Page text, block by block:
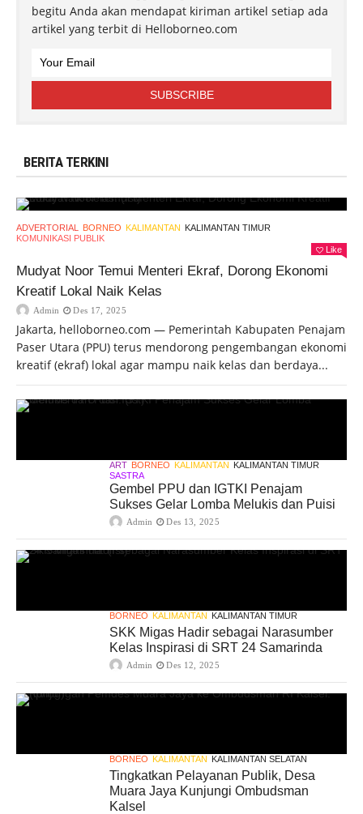
begitu Anda akan mendapat kiriman artikel setiap ada
artikel yang terbit di Helloborneo.com
BERITA TERKINI
ADVERTORIAL BORNEO KALIMANTAN KALIMANTAN TIMUR
KOMUNIKASI PUBLIK
Like
Mudyat Noor Temui Menteri Ekraf, Dorong Ekonomi
Kreatif Lokal Naik Kelas
Admin Des 17, 2025
Jakarta, helloborneo.com — Pemerintah Kabupaten Penajam
Paser Utara (PPU) terus mendorong pengembangan ekonomi
kreatif (ekraf) lokal agar mampu naik kelas dan berdaya...
ART BORNEO KALIMANTAN KALIMANTAN TIMUR
SASTRA
Gembel PPU dan IGTKI Penajam
Sukses Gelar Lomba Melukis dan Puisi
Admin Des 13, 2025
BORNEO KALIMANTAN KALIMANTAN TIMUR
SKK Migas Hadir sebagai Narasumber
Kelas Inspirasi di SRT 24 Samarinda
Admin Des 12, 2025
BORNEO KALIMANTAN KALIMANTAN SELATAN
Tingkatkan Pelayanan Publik, Desa
Muara Jaya Kunjungi Ombudsman
Kalsel